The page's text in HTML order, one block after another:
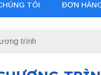
TÔI ĐƠN
trình